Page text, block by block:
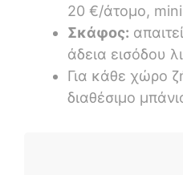
20 €/άτομο,
Σκάφος:
άδεια εισόδου
Για κάθε χώρο
διαθέσιμο